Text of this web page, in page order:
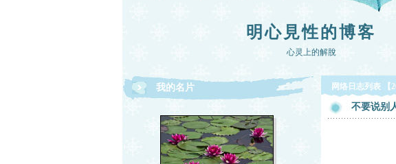
明心見性的博客
心灵上的解脫
我的名片 网络日志列表 【
不要说别